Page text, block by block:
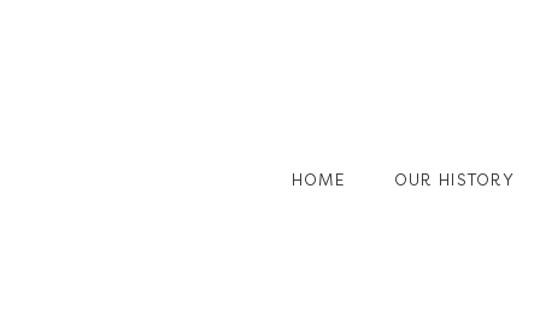
HOME OUR HISTORY